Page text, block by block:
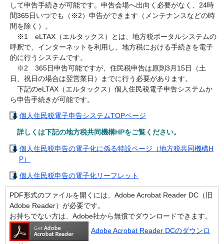
して申告手続きが可能です。申告会場へ出向く必要がなく、24時
間365日いつでも（※2）申告ができます（メンテナンスなどの時
間を除く）。
※1 eLTAX（エルタックス）とは、地方税ポータルシステムの
呼釈で、インターネットを利用し、地方税における手続きを電子
的に行うシステムです。
※2 365日申告可能ですが、住民税申告は原則3月15日（土
日、祝日の場合は翌営業日）までに行う必要があります。
下記のeLTAX（エルタックス）個人住民税電子申告システムか
ら申告手続きが可能です。
個人住民税電子申告システムTOPページ
詳しくは下記の地方税共同機構HPをご覧ください。
個人住民税申告の電子化に係る特設ページ（地方税共同機構H
P）
個人住民税申告の電子化リーフレット
PDF形式のファイルを開くには、Adobe Acrobat Reader DC（旧
Adobe Reader）が必要です。
お持ちでない方は、Adobe社から無償でダウンロードできます。
Adobe Acrobat Reader DCのダウンロ